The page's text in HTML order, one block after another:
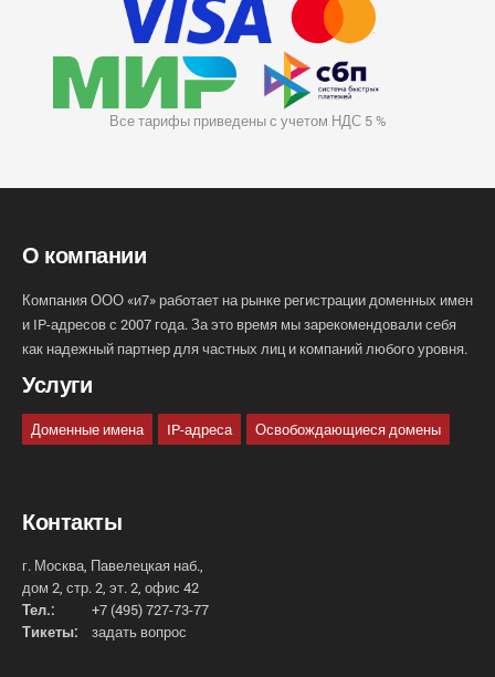
Все тарифы приведены с учетом НДС 5 %
О компании
Компания ООО «и7» работает на рынке регистрации доменных имен
и IP-адресов с 2007 года. За это время мы зарекомендовали себя
как надежный партнер для частных лиц и компаний любого уровня.
Услуги
Доменные имена IP-адреса Освобождающиеся домены
Контакты
г. Москва, Павелецкая наб.,
дом 2, стр. 2, эт. 2, офис 42
Тел.:
+7 (495) 727-73-77
Тикеты:
задать вопрос